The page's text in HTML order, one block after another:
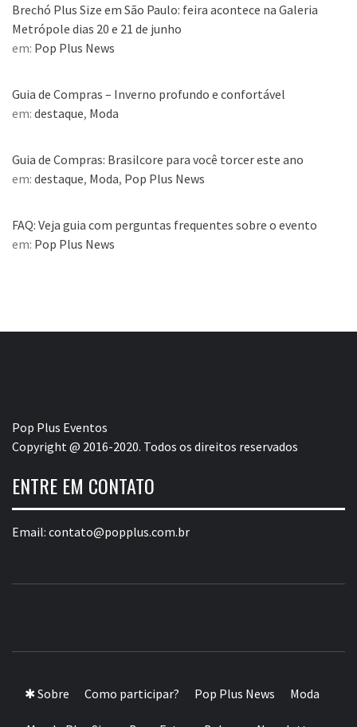
Brechó Plus Size em São Paulo: feira acontece na Galeria
Metrópole dias 20 e 21 de junho
em: Pop Plus News
Guia de Compras – Inverno profundo e confortável
em: destaque, Moda
Guia de Compras: Brasilcore para você torcer este ano
em: destaque, Moda, Pop Plus News
FAQ: Veja guia com perguntas frequentes sobre o evento
em: Pop Plus News
Pop Plus Eventos
Copyright @ 2016-2020. Todos os direitos reservados
ENTRE EM CONTATO
Email: contato@popplus.com.br
✱ Sobre Como participar? Pop Plus News Moda